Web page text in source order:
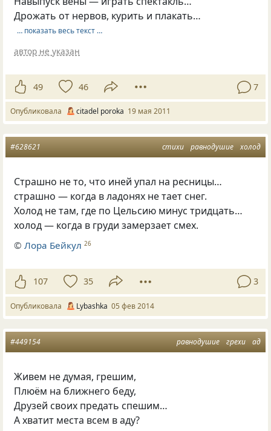
Дрожать от нервов, курить и плакать…
… показать весь текст …
автор не указан
49 46 7
Опубликовала citadel poroka 19 мая 2011
стихи равнодушие холод
#628621
Страшно не то, что иней упал на ресницы…
страшно — когда в ладонях не тает снег.
Холод не там, где по Цельсию минус тридцать…
холод — когда в груди замерзает смех.
©Лора Бейкул 26
107 35 3
Опубликовала Lybashka 05 фев 2014
равнодушие грехи ад
#449154
Живем не думая, грешим,
Плюём на ближнего беду,
Друзей своих предать спешим…
А хватит места всем в аду?